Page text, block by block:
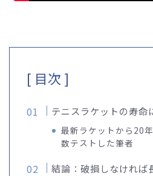
[ 目次 ]
テニスラケットの寿命
最新ラケットから20
数テストした筆者
結論：破損しなければ